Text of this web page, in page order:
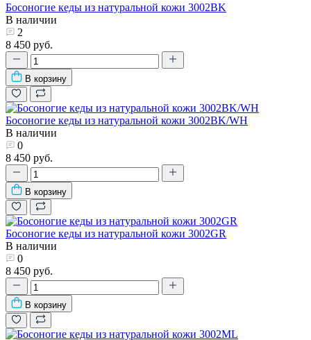
Босоногие кеды из натуральной кожи 3002BK
В наличии
2
8 450 руб.
В корзину
Босоногие кеды из натуральной кожи 3002BK/WH
В наличии
0
8 450 руб.
В корзину
Босоногие кеды из натуральной кожи 3002GR
В наличии
0
8 450 руб.
В корзину